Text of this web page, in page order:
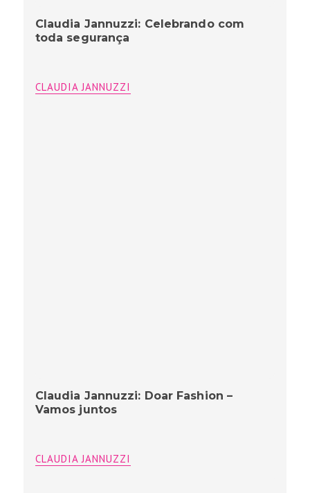
Claudia Jannuzzi: Celebrando com
toda segurança
CLAUDIA JANNUZZI
Claudia Jannuzzi: Doar Fashion –
Vamos juntos
CLAUDIA JANNUZZI